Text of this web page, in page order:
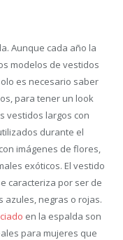
Aunque cada año la
modelos de vestidos
es necesario saber
para tener un look
vestidos largos con
durante el
imágenes de flores,
exóticos. El vestido
caracteriza por ser de
azules, negras o rojas.
en la espalda son
para mujeres que